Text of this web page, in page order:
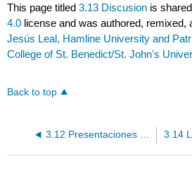
This page titled3.13 Discusion is
4.0 license and was authored, remixed,
Jesús Leal, Hamline University and
College of St. Benedict/St. John's
Back to top
3.12 Presentaciones individuales